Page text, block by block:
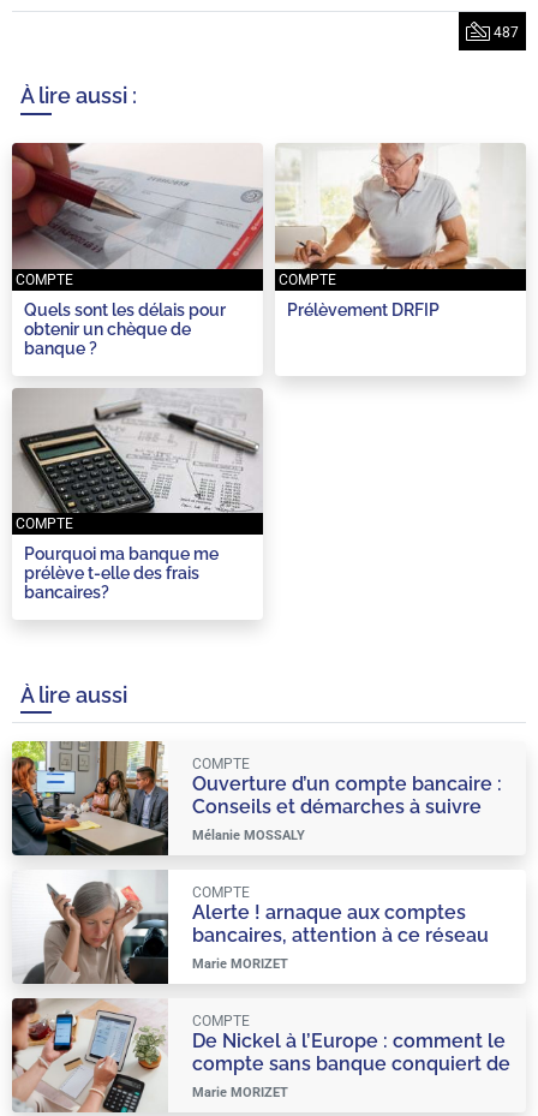
487
À lire aussi :
Quels sont les délais pour
obtenir un chèque de
banque ?
COMPTE
Prélèvement DRFIP
COMPTE
Pourquoi ma banque me
prélève t-elle des frais
bancaires?
COMPTE
À lire aussi
Ouverture d’un compte bancaire :
Conseils et démarches à suivre
COMPTE
Mélanie MOSSALY
Alerte ! arnaque aux comptes
bancaires, attention à ce réseau
organisé et très viral
COMPTE
Marie MORIZET
De Nickel à l’Europe : comment le
compte sans banque conquiert de
nouveaux horizons en France !
COMPTE
Marie MORIZET